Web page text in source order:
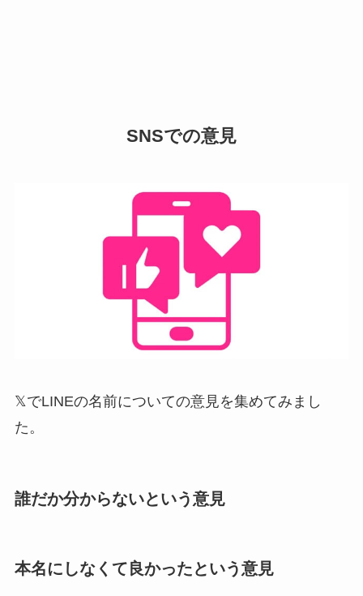
SNSでの意見
𝕏でLINEの名前についての意見を集めてみまし
た。
誰だか分からないという意見
本名にしなくて良かったという意見